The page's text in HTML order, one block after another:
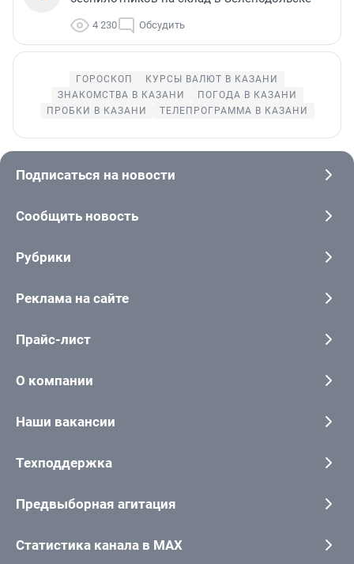
4 230 Обсудить
ГОРОСКОП
КУРСЫ ВАЛЮТ В КАЗАНИ
ЗНАКОМСТВА В КАЗАНИ
ПОГОДА В КАЗАНИ
ПРОБКИ В КАЗАНИ
ТЕЛЕПРОГРАММА В КАЗАНИ
Подписаться на новости
Сообщить новость
Рубрики
Реклама на сайте
Прайс-лист
О компании
Наши вакансии
Техподдержка
Предвыборная агитация
Статистика канала в MAX